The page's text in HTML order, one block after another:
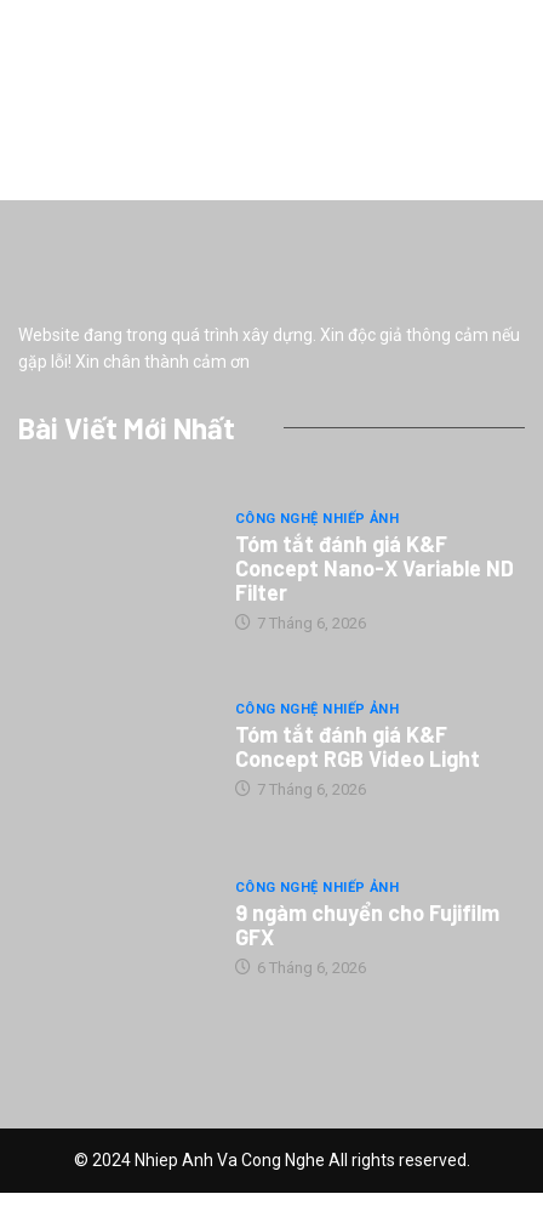
Website đang trong quá trình xây dựng. Xin độc giả thông cảm nếu
gặp lỗi! Xin chân thành cảm ơn
Bài Viết Mới Nhất
CÔNG NGHỆ NHIẾP ẢNH
Tóm tắt đánh giá K&F
Concept Nano-X Variable ND
Filter
7 Tháng 6, 2026
CÔNG NGHỆ NHIẾP ẢNH
Tóm tắt đánh giá K&F
Concept RGB Video Light
7 Tháng 6, 2026
CÔNG NGHỆ NHIẾP ẢNH
9 ngàm chuyển cho Fujifilm
GFX
6 Tháng 6, 2026
© 2024 Nhiep Anh Va Cong Nghe All rights reserved.